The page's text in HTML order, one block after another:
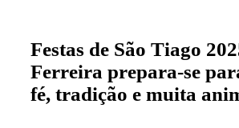
Festas de São Tiago
Ferreira prepara-se
fé, tradição e muita